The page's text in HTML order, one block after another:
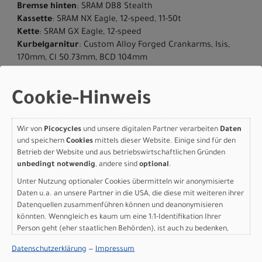
Bremse hinten: SRAM DB8 Stealth
Kassette: SRAM NX Eagle, 12-speed, 11-50t
Kette: SRAM GX Eagle, 12-speed
Kurbelgarnitur: Custom Alloy Forged Crankarms, Isis,
170mm, Cl 50.73mm, BCD 104mm
Vorderreifen: Ground Control, 2Bliss Ready, 29x2.35
Vorbau : Specialized Stealth Stem, alloy, 14 deg, 31.8mm,
integrated TCD mount S-M 60mm, L-XL 75mm
Lenker: Specialized Trail, 6061 alloy, 8-degree backsweep,
M-XL 750mm
Lenkergriffe
: ERGON, GA30-S Custom, 134.8mm Length
Sattel: Bridge Sport, Steel rails, 155mm
Sattelstütze: JD Dropper, 30.9mm, S: 100mm, M-XL:
Gewicht: 26.60kg (58 lb, 10.3 oz)
Cookie-Hinweis
Wir von Picocycles und unsere digitalen Partner verarbeiten Daten
und speichern Cookies mittels dieser Website. Einige sind für den
Betrieb der Website und aus betriebswirtschaftlichen Gründen
unbedingt notwendig, andere sind optional.
Unter Nutzung optionaler Cookies übermitteln wir anonymisierte
Daten u.a. an unsere Partner in die USA, die diese mit weiteren ihrer
Datenquellen zusammenführen können und deanonymisieren
könnten. Wenngleich es kaum um eine 1:1-Identifikation Ihrer
Person geht (eher staatlichen Behörden), ist auch zu bedenken,
sind wie bei uns in der Europäischen Union.
Datenschutzerklärung — Impressum